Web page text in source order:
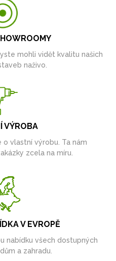
mohli vidět kvalitu našich
naživo.
VÝROBA
o vlastní výrobu. Ta nám
zcela na míru.
V EVROPĚ
nabídku všech dostupných
a zahradu.